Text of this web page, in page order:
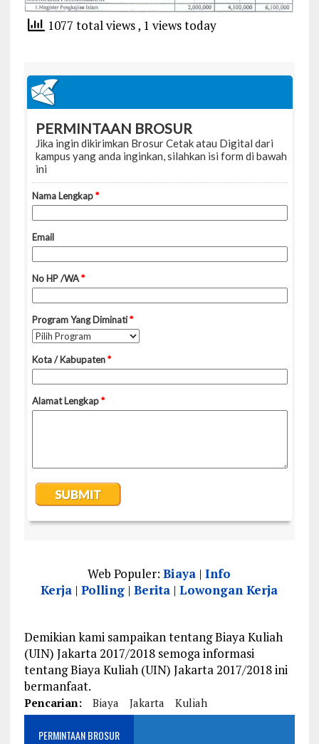
1077 total views, 1 views today
Web Populer:Biaya |Info
Kerja |Polling |Berita |Lowongan Kerja
Demikian kami sampaikan tentang Biaya Kuliah
(UIN) Jakarta 2017/2018 semoga informasi
tentang Biaya Kuliah (UIN) Jakarta 2017/2018 ini
bermanfaat.
Pencarian: Biaya Jakarta Kuliah
PERMINTAAN BROSUR